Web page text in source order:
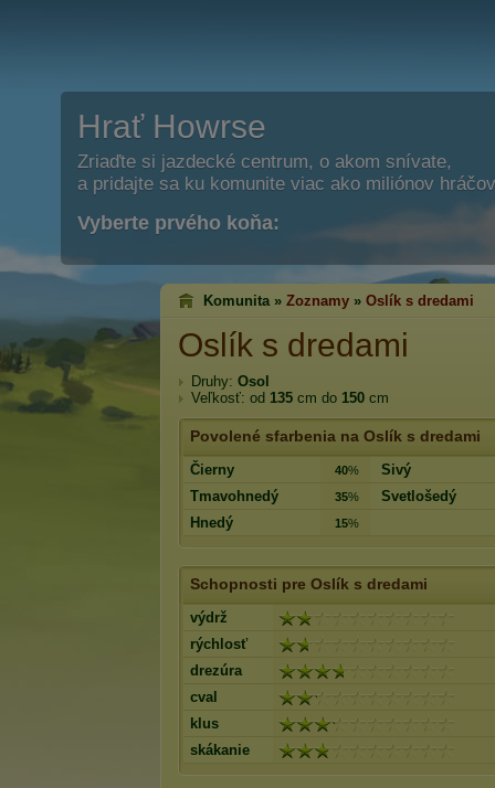
Hrať Howrse
Zriaďte si jazdecké centrum, o akom snívate,
a pridajte sa ku komunite viac ako miliónov
Vyberte prvého koňa:
Komunita » Zoznamy » Oslík s dredami
Oslík s dredami
Druhy: Osol
Veľkosť: od 135 cm do 150 cm
Povolené sfarbenia na Oslík s dredami
Čierny 40%
Sivý
Tmavohnedý
35%
Svetlošedý
Hnedý
15%
Schopnosti pre Oslík s dredami
výdrž
rýchlosť
drezúra
cval
klus
skákanie